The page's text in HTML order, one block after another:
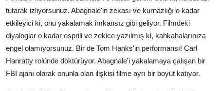
tutarak izliyorsunuz. Abagnale'in zekası ve kurnazlığı o kadar
etkileyici ki, onu yakalamak imkansız gibi geliyor. Filmdeki
diyaloglar o kadar esprili ve zekice yazılmış ki, kahkahalarınıza
engel olamıyorsunuz. Bir de Tom Hanks'in performansı! Carl
Hanratty rolünde döktürüyor. Abagnale'i yakalamaya çalışan bir
FBI ajanı olarak onunla olan ilişkisi filme ayrı bir boyut katıyor.